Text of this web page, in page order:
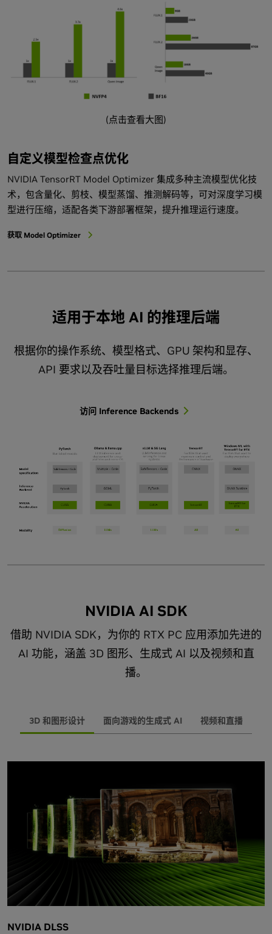
(点击查看大图)
自定义模型检查点优化
NVIDIA TensorRT Model Optimizer 集成多种主流模型优化技
术，包含量化、剪枝、模型蒸馏、推测解码等，可对深度学习模
型进行压缩，适配各类下游部署框架，提升推理运行速度。
获取 Model Optimizer
适用于本地 AI 的推理后端
根据你的操作系统、模型格式、GPU 架构和显存、
API 要求以及吞吐量目标选择推理后端。
访问 Inference Backends
NVIDIA AI SDK
借助 NVIDIA SDK，为你的 RTX PC 应用添加先进的
AI 功能，涵盖 3D 图形、生成式 AI 以及视频和直
播。
3D 和图形设计 面向游戏的生成式 AI 视频和直播
NVIDIA DLSS